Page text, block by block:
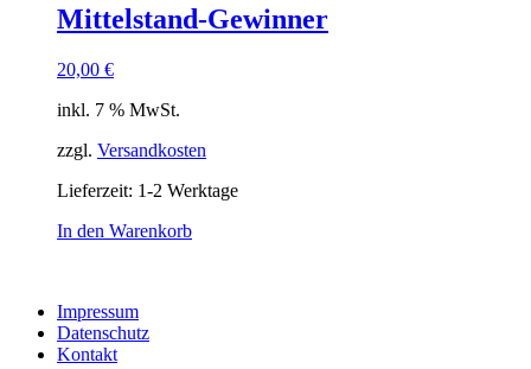
Mittelstand-Gewinner
20,00 €
inkl. 7 % MwSt.
zzgl. Versandkosten
Lieferzeit: 1-2 Werktage
In den Warenkorb
Impressum
Datenschutz
Kontakt